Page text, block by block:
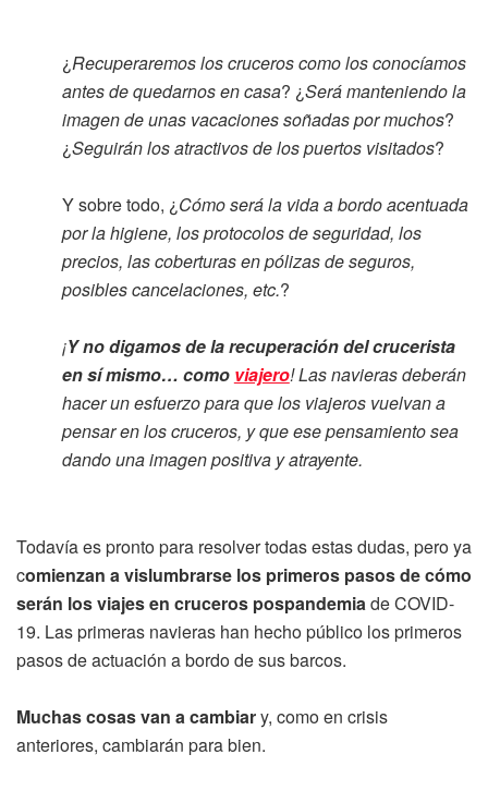
¿Recuperaremos los cruceros como los conocíamos
antes de quedarnos en casa? ¿Será manteniendo la
imagen de unas vacaciones soñadas por muchos?
¿Seguirán los atractivos de los puertos visitados?
Y sobre todo, ¿Cómo será la vida a bordo acentuada
por la higiene, los protocolos de seguridad, los
precios, las coberturas en pólizas de seguros,
posibles cancelaciones, etc.?
¡Y no digamos de la recuperación del crucerista
en sí mismo… como viajero! Las navieras deberán
hacer un esfuerzo para que los viajeros vuelvan a
pensar en los cruceros, y que ese pensamiento sea
dando una imagen positiva y atrayente.
Todavía es pronto para resolver todas estas dudas, pero ya
comienzan a vislumbrarse los primeros pasos de cómo
serán los viajes en cruceros pospandemiade COVID-
19. Las primeras navieras han hecho público los primeros
pasos de actuación a bordo de sus barcos.
Muchas cosas van a cambiary, como en crisis
anteriores, cambiarán para bien.